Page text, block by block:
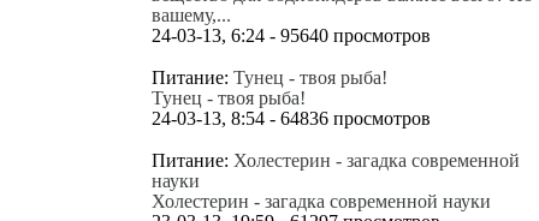
вашему,...
24-03-13, 6:24 - 95640 просмотров
Питание: Тунец - твоя рыба!
Тунец - твоя рыба!
24-03-13, 8:54 - 64836 просмотров
Питание: Холестерин - загадка современной
науки
Холестерин - загадка современной науки